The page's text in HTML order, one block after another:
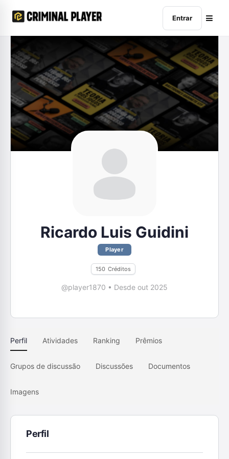
Entrar
Ricardo Luis Guidini
Player
150 Créditos
@player1870 • Desde out 2025
Perfil Atividades Ranking Prêmios
Grupos de discussão Discussões Documentos
Imagens
Perfil